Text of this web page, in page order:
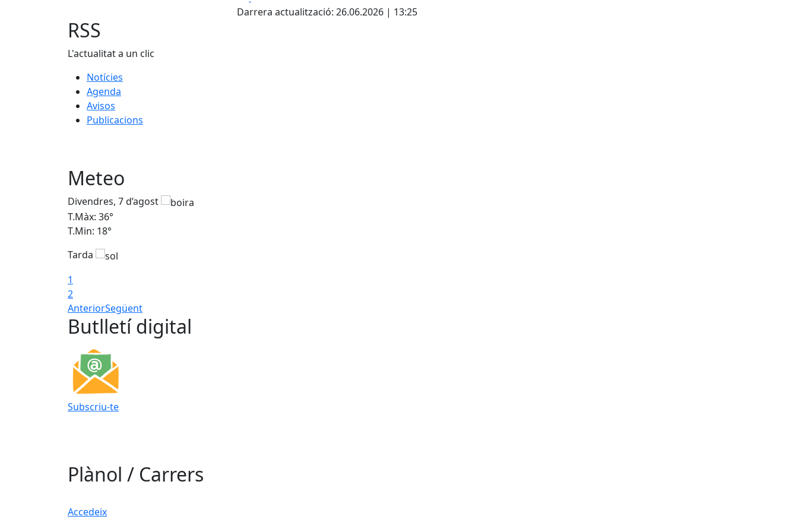
Darrera actualització: 26.06.2026 | 13:25
RSS
L'actualitat a un clic
Notícies
Agenda
Avisos
Publicacions
Meteo
Divendres, 7 d’agost
T.Màx: 36°
T.Min: 18°
Tarda
1
2
AnteriorSegüent
Butlletí digital
Subscriu-te
Plànol / Carrers
Accedeix